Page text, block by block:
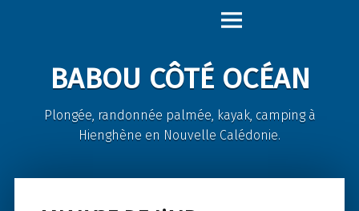
navigation
BABOU CÔTÉ OCÉAN
Plongée, randonnée palmée, kayak, camping à
Hienghène en Nouvelle Calédonie.